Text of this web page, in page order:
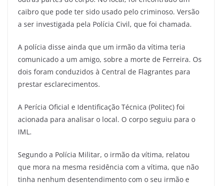
caibro que pode ter sido usado pelo criminoso. Versão
a ser investigada pela Polícia Civil, que foi chamada.
A polícia disse ainda que um irmão da vítima teria
comunicado a um amigo, sobre a morte de Ferreira. Os
dois foram conduzidos à Central de Flagrantes para
prestar esclarecimentos.
A Perícia Oficial e Identificação Técnica (Politec) foi
acionada para analisar o local. O corpo seguiu para o
IML.
Segundo a Polícia Militar, o irmão da vítima, relatou
que mora na mesma residência com a vítima, que não
tinha nenhum desentendimento com o seu irmão e